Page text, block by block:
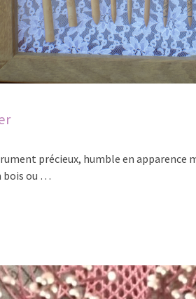
précieux, humble en apparence
bois ou …